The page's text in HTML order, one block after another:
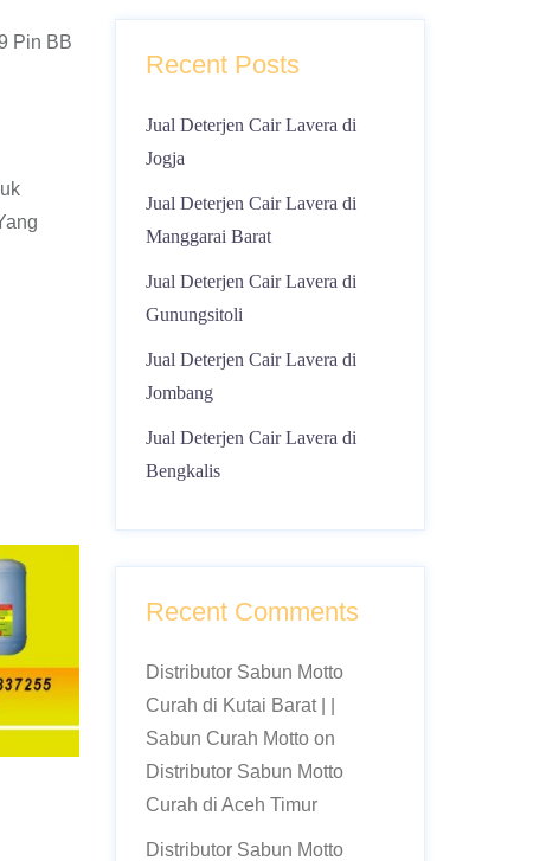
Pin BB
Recent Posts
Jual Deterjen Cair Lavera di
Jogja
Jual Deterjen Cair Lavera di
Manggarai Barat
Jual Deterjen Cair Lavera di
Gunungsitoli
Jual Deterjen Cair Lavera di
Jombang
Jual Deterjen Cair Lavera di
Bengkalis
Recent Comments
Distributor Sabun Motto
Curah di Kutai Barat | |
Sabun Curah Mottoon
Distributor Sabun Motto
Curah di Aceh Timur
Distributor Sabun Motto